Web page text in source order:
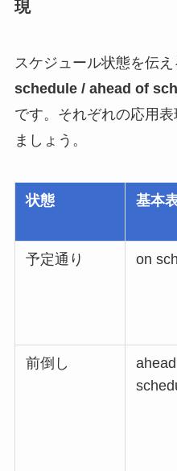
現
スケジュール状態を伝
schedule / ahead of
です。それぞれの応用
ましょう。
状態 基本
予定通り on
前倒し